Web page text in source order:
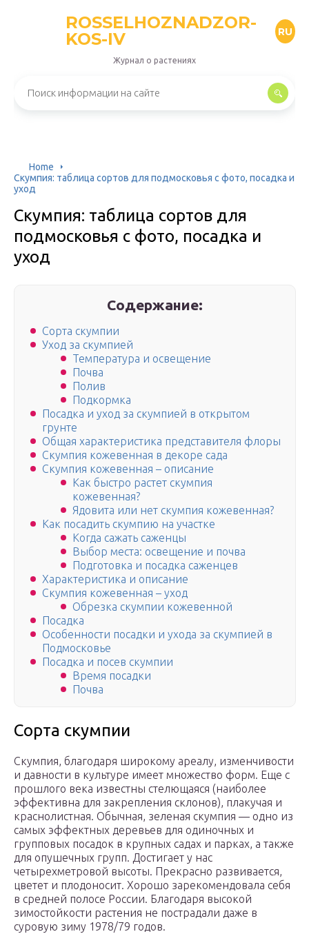
ROSSELHOZNADZOR-
KOS-IV
RU
Журнал о растениях
Home
Скумпия: таблица сортов для подмосковья с фото, посадка и
уход
Скумпия: таблица сортов для
подмосковья с фото, посадка и
уход
Содержание:
Сорта скумпии
Уход за скумпией
Температура и освещение
Почва
Полив
Подкормка
Посадка и уход за скумпией в открытом
грунте
Общая характеристика представителя флоры
Скумпия кожевенная в декоре сада
Скумпия кожевенная – описание
Как быстро растет скумпия
кожевенная?
Ядовита или нет скумпия кожевенная?
Как посадить скумпию на участке
Когда сажать саженцы
Выбор места: освещение и почва
Подготовка и посадка саженцев
Характеристика и описание
Скумпия кожевенная – уход
Обрезка скумпии кожевенной
Посадка
Особенности посадки и ухода за скумпией в
Подмосковье
Посадка и посев скумпии
Время посадки
Почва
Сорта скумпии
Скумпия, благодаря широкому ареалу, изменчивости
и давности в культуре имеет множество форм. Еще с
прошлого века известны стелющаяся (наиболее
эффективна для закрепления склонов), плакучая и
краснолистная. Обычная, зеленая скумпия — одно из
самых эффектных деревьев для одиночных и
групповых посадок в крупных садах и парках, а также
для опушечных групп. Достигает у нас
четырехметровой высоты. Прекрасно развивается,
цветет и плодоносит. Хорошо зарекомендовала себя
в средней полосе России. Благодаря высокой
зимостойкости растения не пострадали даже в
суровую зиму 1978/79 годов.